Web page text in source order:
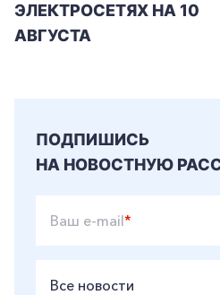
ЭЛЕКТРОСЕТЯХ НА 10
АВГУСТА
ПОДПИШИСЬ
НА НОВОСТНУЮ
Ваш e-mail*
Все новости